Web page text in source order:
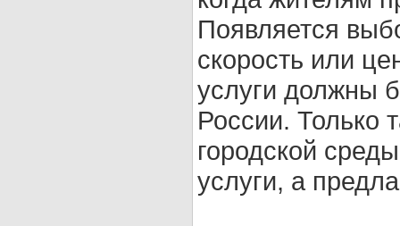
Появляется
скорость или
услуги должны
России. Только
городской
услуги, а